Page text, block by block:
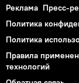
Реклама Пресс-
Политика
Политика
Правила
технологий